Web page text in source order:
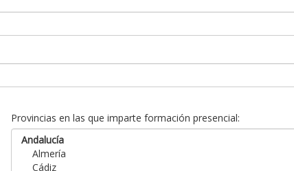
Provincias en las que imparte formación presencial: